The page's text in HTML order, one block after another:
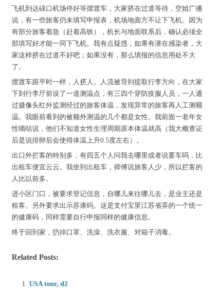
飞机到达碌口机场停好等摆渡车，大家挤在过道等待，空姐广播
说，有一些旅客仍未填写申报表，机场地面方不让下飞机。因为
有部分旅客着急（赶着高铁），机长与地面联系后，确认必须全
部填写好才能一同下飞机。我有点疑惑，如果有潜在感染者，大
家这样挤在过道不好吧；如果没有，那么填报的信息用处不大
了。
摆渡车跟平时一样，人挤人。人流被导到提取行李方向，在大家
下到行李厅前设了一道测温点，有三四个穿防疫服人员，一人通
过摄像头红外监测经过的旅客体温，发现异常的旅客再人工测额
温。我眼前看到的被额外测温的几个都是女性。我前面一老年女
性嘀咕说，他们不知道女性生理周期原本体温就高（我大概查证
后是说排卵后会使得体温上升0.5度左右）。
出口外拦客的特别多，有四五个人问我去哪里或者说要车吗，比
出租车便宜云云。我坐到出租车，师傅说旅客人少，所以拦客的
人比以前多。
进小区门口，被要求登记信息，自哪儿来往哪儿去，是业主还是
租客。另外要求出示苏康码。这是支付宝里江苏省弄的一个统一
的健康码，同样需要自行申报同样的健康信息。
终于回到家，扔掉口罩、洗澡、洗衣服、对箱子消毒。
Related Posts:
USA tour, d2